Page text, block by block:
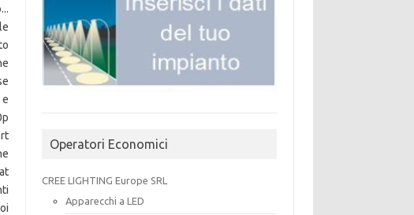
Operatori Economici
CREE LIGHTING Europe SRL
Apparecchi a LED